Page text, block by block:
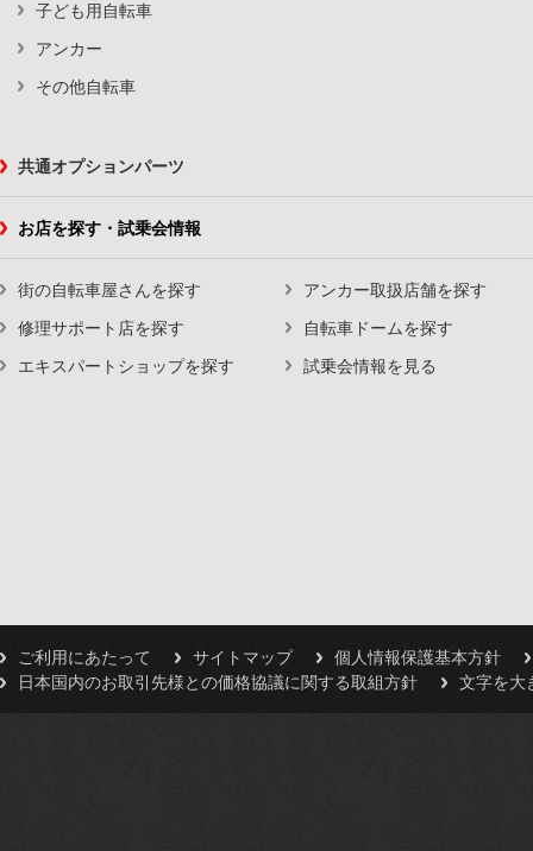
子ども用自転車
アンカー
その他自転車
共通オプションパーツ
お店を探す・試乗会情報
街の自転車屋さんを探す
修理サポート店を探す
エキスパートショップを探す
アンカー取扱店舗を探す
自転車ドームを探す
試乗会情報を見る
ご利用にあたって サイトマップ
個人情報保護基本方針
日本国内のお取引先様との価格協議に関する取組方針
文字を大